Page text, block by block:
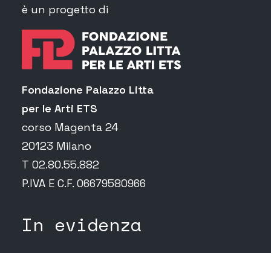
è un progetto di
Fondazione Palazzo Litta
per le Arti ETS
corso Magenta 24
20123 Milano
T 02.80.55.882
P.IVA E C.F. 06679580966
In evidenza